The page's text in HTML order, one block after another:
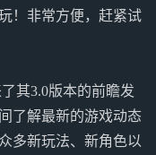
！非常方便，赶紧试
其3.0版本的前瞻发
了解最新的游戏动态
多新玩法、新角色以